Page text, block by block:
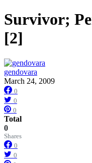
Survivor;
[2]
gendovara
March 24, 2009
0
0
0
Total
0
Shares
0
0